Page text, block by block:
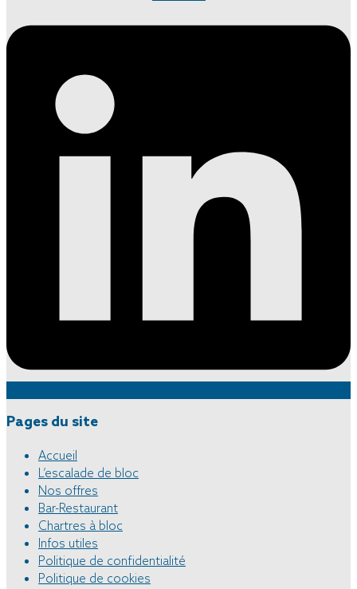
Pages du site
Accueil
L’escalade de bloc
Nos offres
Bar-Restaurant
Chartres à bloc
Infos utiles
Politique de confidentialité
Politique de cookies